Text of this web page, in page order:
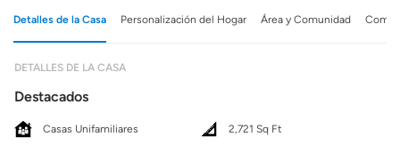
Detalles de la Casa Personalización del Hogar Área y Comunidad
DETALLES DE LA CASA
Destacados
Casas Unifamiliares 2,721 Sq Ft